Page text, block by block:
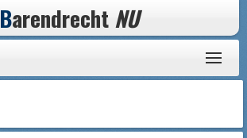
Barendrecht NU